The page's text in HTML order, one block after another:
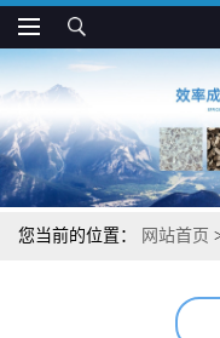
您当前的位置： 网站首页